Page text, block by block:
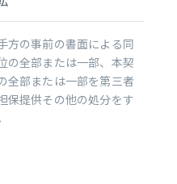
の事前の書面による同
の全部または一部、本契
全部または一部を第三者
保提供その他の処分をす